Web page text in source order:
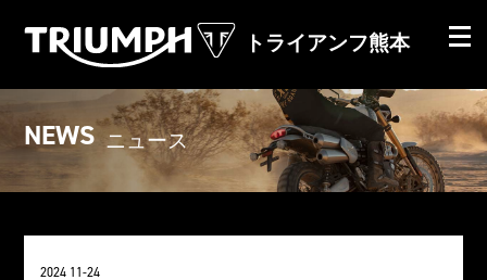
トライアンフ熊本
NEWS ニュース
2024 11-24